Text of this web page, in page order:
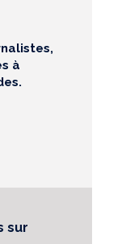
à
sur